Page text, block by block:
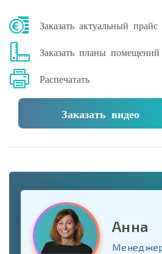
Заказать актуальный прайс
Заказать планы помещений
Распечатать
Заказать видео
Анна